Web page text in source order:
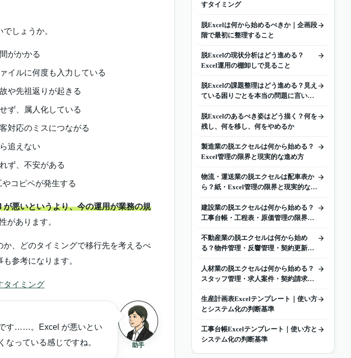
しょうか。
がかかる
イルに何度も入力している
や先祖返りが起きる
ず、属人化している
対応のミスにつながる
追えない
ず、不安がある
コピペが発生する
悪いというより、今の運用が業務の規
があります。
、どのタイミングで移行先を考えるべ
参考になります。
タイミング
助手
す……。Excel が悪いとい
なっている感じですね。
すタイミング
脱Excelは何から始めるべきか｜企画段
階で最初に整理すること
脱Excelの現状分析はどう進める？
Excel運用の棚卸しで見ること
脱Excelの課題整理はどう進める？見え
ている困りごとを本当の問題に言い換
脱Excelのあるべき姿はどう描く？何を
残し、何を移し、何をやめるか
製造業の脱エクセルは何から始める？
Excel管理の限界と現実的な進め方
物流・運送業の脱エクセルは配車表か
ら？紙・Excel管理の限界と現実的な進
建設業の脱エクセルは何から始める？
工事台帳・工程表・原価管理の限界と
不動産業の脱エクセルは何から始め
る？物件管理・反響管理・契約更新の
人材業の脱エクセルは何から始める？
スタッフ管理・求人案件・契約請求の
生産計画表Excelテンプレート｜使い方
とシステム化の判断基準
工事台帳Excelテンプレート｜使い方と
システム化の判断基準